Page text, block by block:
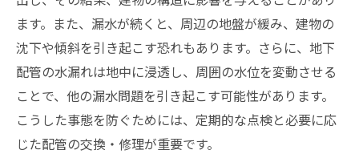
建物の寿命を延ばすための補修の役割
健康被害を未然に防ぐための対策
地域コミュニティの安全性向上のために
環境に配慮した持続可能な補修方法
未来の世代のための資産価値の保全
ます。また、漏水が続くと、周辺の地盤が緩み、建物の
沈下や傾斜を引き起こす恐れもあります。さらに、地下
配管の水漏れは地中に浸透し、周囲の水位を変動させる
ことで、他の漏水問題を引き起こす可能性があります。
こうした事態を防ぐためには、定期的な点検と必要に応
じた配管の交換・修理が重要です。